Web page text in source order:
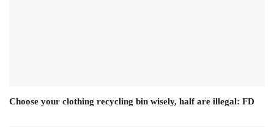
Choose your clothing recycling bin wisely, half are illegal: FD